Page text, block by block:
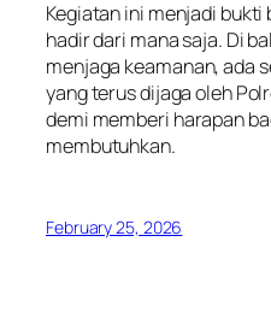
Kegiatan ini menjadi bukti
hadir dari mana saja. Di
menjaga keamanan, ada
yang terus dijaga oleh
demi memberi harapan
membutuhkan.
February 25, 2026